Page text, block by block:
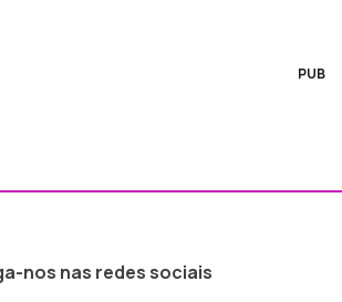
PUB
nos nas redes sociais